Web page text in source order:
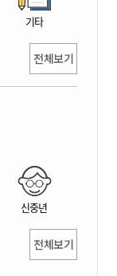
기타
전체보기
신중년
전체보기